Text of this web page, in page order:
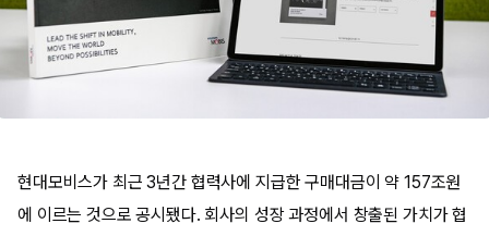
현대모비스가 최근 3년간 협력사에 지급한 구매대금이 약 157조원
에 이르는 것으로 공시됐다. 회사의 성장 과정에서 창출된 가치가 협